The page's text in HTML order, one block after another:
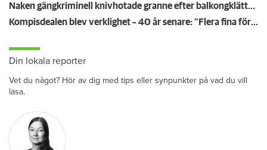
Naken gängkriminell knivhotade granne efter balkongklättring
Kompisdealen blev verklighet – 40 år senare: "Flera fina fördelar med att dela bostad"
Din lokala reporter
Vet du något? Hör av dig med tips eller synpunkter på vad du vill
läsa.